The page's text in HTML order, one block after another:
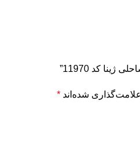
کد 11970”
شده‌اند *